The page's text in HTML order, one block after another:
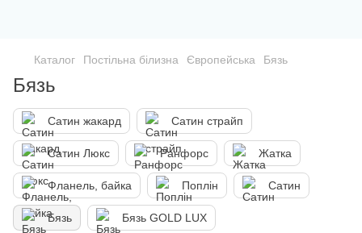
Каталог Постільна білизна Європейська Бязь
Бязь
Сатин жакард Сатин страйп
Сатин Люкс Ранфорс Жатка
Фланель, байка Поплін Сатин
Бязь Бязь GOLD LUX